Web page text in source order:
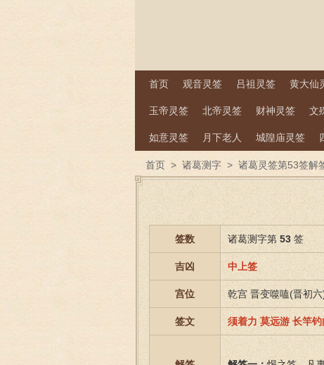
首页 观音灵签 吕祖灵签 黄大仙
玉帝灵签 北帝灵签 财神灵签 文
如意灵签 月下老人 城隍庙灵签
首页 > 诸葛测字 > 诸葛灵签第53签解
签数 诸葛测字第 53 签
吉凶 中上签
宫位 乾宫 晋变噬嗑(晋初六
签文 须着力 莫远游 长竿